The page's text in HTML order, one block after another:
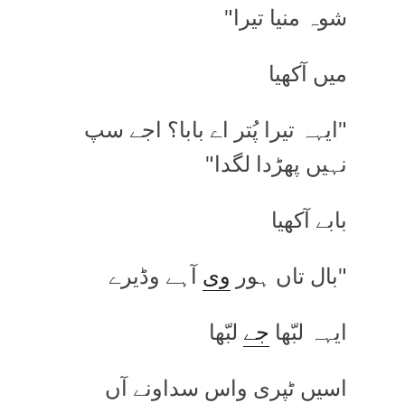
شوہ منیا تیرا"
میں آکھیا
"ایہہ تیرا پُتر اے بابا؟ اجے سپ
نہیں پھڑدا لگدا"
بابے آکھیا
"بال تاں ہور ویآہے وڈیرے
ایہہ لبّھا جے لبّھا
اسیں ٹپری واس سداونے آں